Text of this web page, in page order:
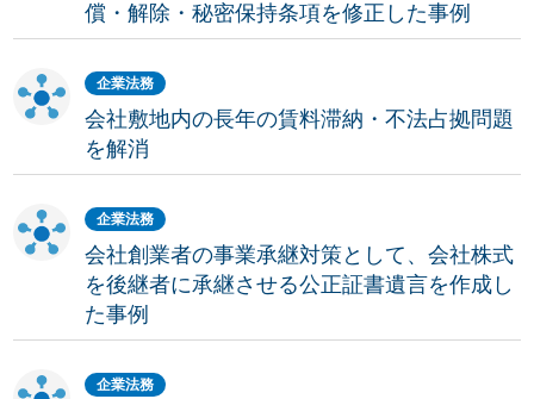
償・解除・秘密保持条項を修正した事例
企業法務
会社敷地内の長年の賃料滞納・不法占拠問題
を解消
企業法務
会社創業者の事業承継対策として、会社株式
を後継者に承継させる公正証書遺言を作成し
た事例
企業法務